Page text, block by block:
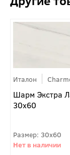
Италон
Шарм Экстра
30x60
30x60